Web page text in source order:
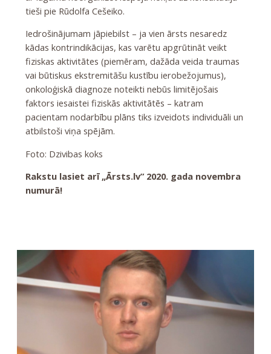
tieši pie Rūdolfa Cešeiko.
Iedrošinājumam jāpiebilst – ja vien ārsts nesaredz
kādas kontrindikācijas, kas varētu apgrūtināt veikt
fiziskas aktivitātes (piemēram, dažāda veida traumas
vai būtiskus ekstremitāšu kustību ierobežojumus),
onkoloģiskā diagnoze noteikti nebūs limitējošais
faktors iesaistei fiziskās aktivitātēs – katram
pacientam nodarbību plāns tiks izveidots individuāli un
atbilstoši viņa spējām.
Foto: Dzivibas koks
Rakstu lasiet arī „Ārsts.lv” 2020. gada novembra
numurā!